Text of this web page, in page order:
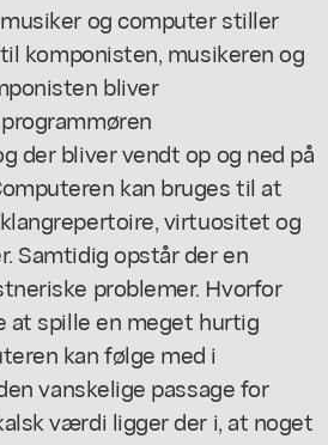
og computer stiller
komponisten, musikeren og
bliver
der bliver vendt op og ned på
kan bruges til at
virtuositet og
Samtidig opstår der en
problemer. Hvorfor
at spille en meget hurtig
kan følge med i
vanskelige passage for
værdi ligger der i, at noget